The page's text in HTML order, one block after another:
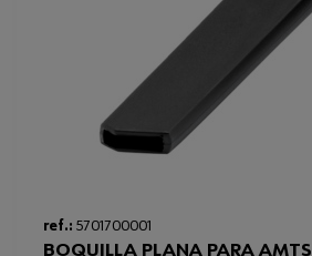
ref.: 5701700001
BOQUILLA PLANA PARA AMTS